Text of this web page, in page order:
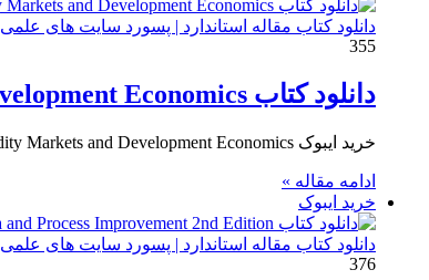
دانلود کتاب مقاله استاندارد | پسورد سایت های علمی
355
دانلود کتاب Global Commodity Markets and Development Economics
خرید ایبوک Global Commodity Markets and Development Economics برای دانلود ایبوک Global Commodity Markets and Development Economics و خرید کتاب…
ادامه مقاله »
خرید ایبوک
دانلود کتاب مقاله استاندارد | پسورد سایت های علمی
376